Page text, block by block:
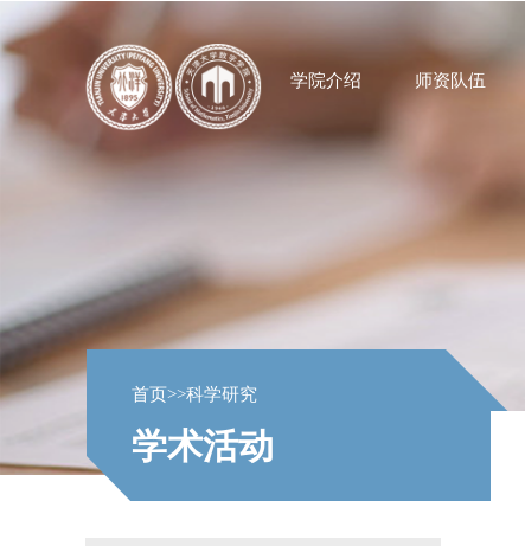
学院介绍 师资队伍
首页>>科学研究
学术活动